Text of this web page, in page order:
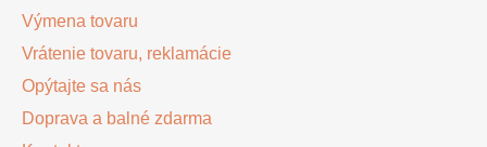
Výmena tovaru
Vrátenie tovaru, reklamácie
Opýtajte sa nás
Doprava a balné zdarma